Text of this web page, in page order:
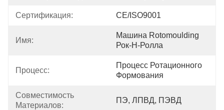
Сертификация: CE/ISO9001
Имя:
Машина Rotomoulding
Рок-Н-Ролла
Процесс:
Процесс Ротационного
Формования
Совместимость
Материалов:
ПЭ, ЛПВД, ПЭВД